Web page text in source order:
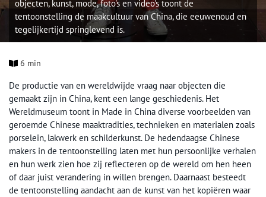
objecten, kunst, mode, foto's en video's toont de
tentoonstelling de maakcultuur van China, die eeuwenoud en
tegelijkertijd springlevend is.
6 min
De productie van en wereldwijde vraag naar objecten die
gemaakt zijn in China, kent een lange geschiedenis. Het
Wereldmuseum toont in Made in China diverse voorbeelden van
geroemde Chinese maaktradities, technieken en materialen zoals
porselein, lakwerk en schilderkunst. De hedendaagse Chinese
makers in de tentoonstelling laten met hun persoonlijke verhalen
en hun werk zien hoe zij reflecteren op de wereld om hen heen
of daar juist verandering in willen brengen. Daarnaast besteedt
de tentoonstelling aandacht aan de kunst van het kopiëren waar